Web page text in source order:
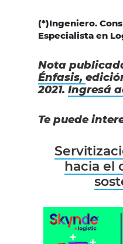
(*)Ingeniero.
Especialista en
Nota
Énfasis,
2021. Ingresá
Te puede
hacia el